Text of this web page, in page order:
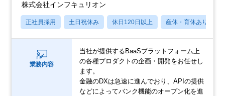
株式会社インフキュリオン
正社員採用 土日祝休み 休日120日以上 産休・育休あり
業務内容
当社が提供するBaaSプラットフォーム上
の各種プロダクトの企画・開発をお任せし
ます。
金融のDXは急速に進んでおり、APIの提供
などによってバンク機能のオープン化を進